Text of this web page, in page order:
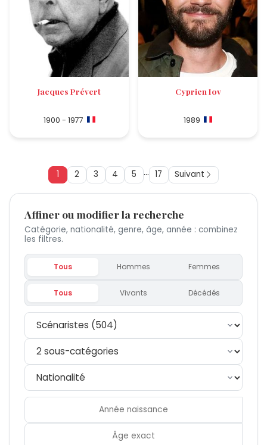
Jacques Prévert
1900 - 1977
Cyprien Iov
1989
1 2 3 4 5 ... 17 Suivant
Affiner ou modifier la recherche
Catégorie, nationalité, genre, âge, année : combinez
les filtres.
Tous Hommes Femmes
Tous Vivants Décédés